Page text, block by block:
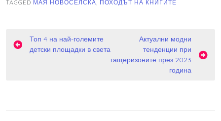
TAGGED МАЯ НОВОСЕЛСКА, ПОХОДЪТ НА КНИГИТЕ
Навигация
Топ 4 на най-големите
детски площадки в света
Актуални модни
тенденции при
гащеризоните през 2023
година